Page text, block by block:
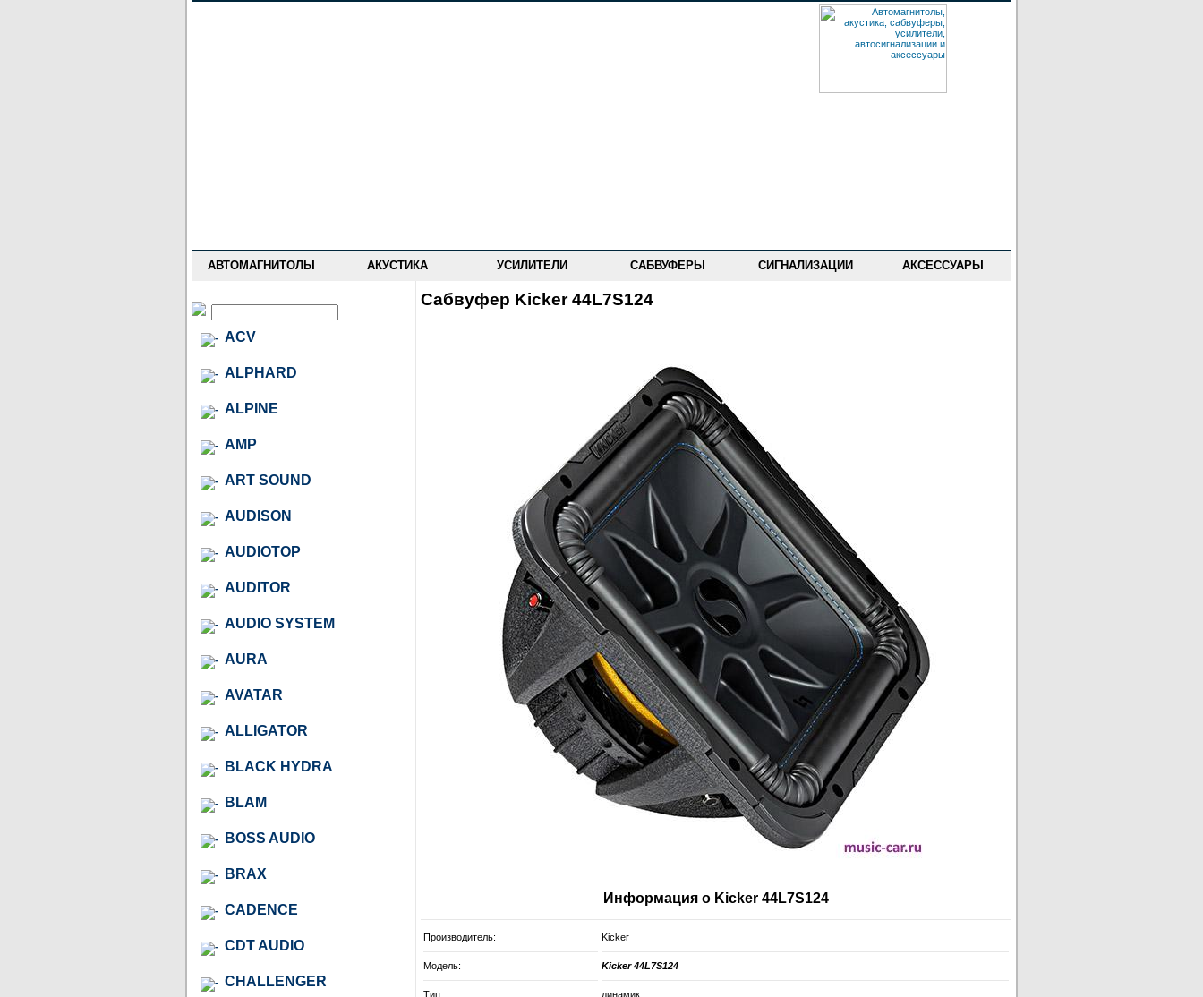
АВТОМАГНИТОЛЫ АКУСТИКА УСИЛИТЕЛИ САБВУФЕРЫ СИГНАЛИЗАЦИИ АКСЕССУАРЫ
ACV
ALPHARD
ALPINE
AMP
ART SOUND
AUDISON
AUDIOTOP
AUDITOR
AUDIO SYSTEM
AURA
AVATAR
ALLIGATOR
BLACK HYDRA
BLAM
BOSS AUDIO
BRAX
CADENCE
CDT AUDIO
CHALLENGER
Сабвуфер Kicker 44L7S124
Информация о Kicker 44L7S124
Производитель: Kicker
Модель: Kicker 44L7S124
Тип: динамик